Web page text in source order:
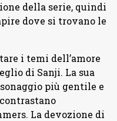
della serie, quindi
dove si trovano le
i temi dell’amore
di Sanji. La sua
più gentile e
La devozione di